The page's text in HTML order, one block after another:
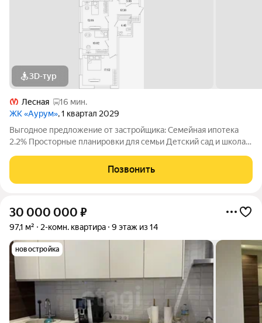
3D-тур
Лесная
16 мин.
ЖК «Аурум», 1 квартал 2029
Выгодное предложение от застройщика: Семейная ипотека
2.2% Просторные планировки для семьи Детский сад и школа
Подземный паркинг со спуском на лифте Дизайнерские лобби
с арт-объектом
Позвонить
30 000 000 ₽
97,1 м² 2-комн. квартира 9 этаж из 14
новостройка